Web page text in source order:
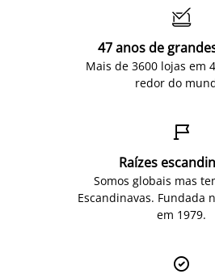

47 anos de
Mais de 3600 lojas em
redor do

Raízes
Somos globais mas
Escandinavas. Fundada
em 1979.
